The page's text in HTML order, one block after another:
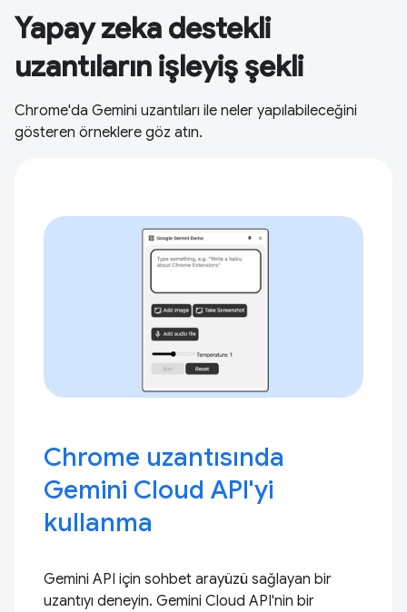
Yapay zeka destekli
uzantıların işleyiş şekli
Chrome'da Gemini uzantıları ile neler yapılabileceğini
gösteren örneklere göz atın.
Chrome uzantısında
Gemini Cloud API'yi
kullanma
Gemini API için sohbet arayüzü sağlayan bir
uzantıyı deneyin. Gemini Cloud API'nin bir